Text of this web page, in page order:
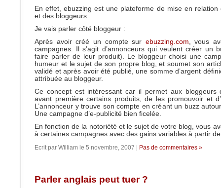
En effet, ebuzzing est une plateforme de mise en relation
et des bloggeurs.
Je vais parler côté bloggeur :
Après avoir créé un compte sur ebuzzing.com , vous
campagnes. Il s’agit d’annonceurs qui veulent créer un
faire parler de leur produit). Le bloggeur choisi une
humeur et le sujet de son propre blog, et soumet son
validé et après avoir été publié, une somme d’argent
attribuée au bloggeur.
Ce concept est intéressant car il permet aux bloggeurs
avant première certains produits, de les promouvoir et
L’annonceur y trouve son compte en créant un buzz
Une campagne d’e-publicité bien ficelée.
En fonction de la notoriété et le sujet de votre blog, vous
à certaines campagnes avec des gains variables à partir
Ecrit par William le 5 novembre, 2007 | Pas de commentaires »
Parler anglais peut tuer ?